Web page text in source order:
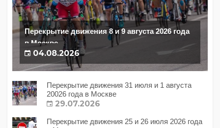
Перекрытие движения 8 и 9 августа 2026 года
в Москве
04.08.2026
Перекрытие движения 31 июля и 1 августа
20026 года в Москве
29.07.2026
Перекрытие движения 25 и 26 июля 2026 года